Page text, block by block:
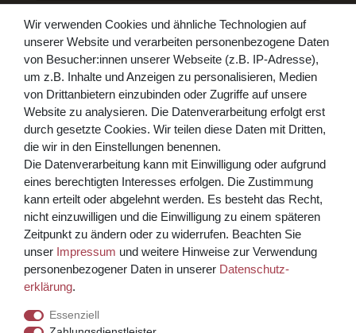
Hiermit bestätige ich, dass ich dieDaten­schutz­erklärung
Abonnieren
** Hierbei handelt es sich um ein Pflichtfeld.
Bezahlen Sie bequem per
Kreditkarte über PayPal Funktion
Wir versenden mit
Wir verwenden Cookies und ähnliche Technologien auf
unserer Website und verarbeiten personenbezogene Daten
von Besucher:innen unserer Webseite (z.B. IP-Adresse),
um z.B. Inhalte und Anzeigen zu personalisieren, Medien
von Drittanbietern einzubinden oder Zugriffe auf unsere
Website zu analysieren. Die Datenverarbeitung erfolgt erst
durch gesetzte Cookies. Wir teilen diese Daten mit Dritten,
die wir in den Einstellungen benennen.
Die Datenverarbeitung kann mit Einwilligung oder aufgrund
eines berechtigten Interesses erfolgen. Die Zustimmung
kann erteilt oder abgelehnt werden. Es besteht das Recht,
nicht einzuwilligen und die Einwilligung zu einem späteren
Zeitpunkt zu ändern oder zu widerrufen. Beachten Sie
unser Impressum und weitere Hinweise zur Verwendung
personenbezogener Daten in unserer Daten­schutz­
erklärung.
Essenziell